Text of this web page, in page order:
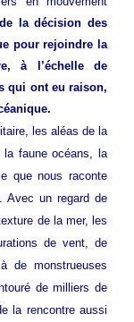
la décision des
pour rejoindre la
à l’échelle de
qui ont eu raison,
les aléas de la
la faune océans, la
que nous raconte
Avec un regard de
de la mer, les
de vent, de
de monstrueuses
de milliers de
la rencontre aussi